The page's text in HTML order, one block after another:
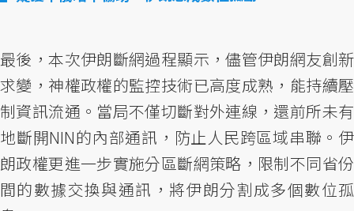
最後，本次伊朗斷網過程顯示，儘管伊朗網友創新
求變，神權政權的監控技術已高度成熟，能持續壓
制資訊流通。當局不僅切斷對外連線，還前所未有
地斷開NIN的內部通訊，防止人民跨區域串聯。伊
朗政權更進一步實施分區斷網策略，限制不同省份
間的數據交換與通訊，將伊朗分割成多個數位孤